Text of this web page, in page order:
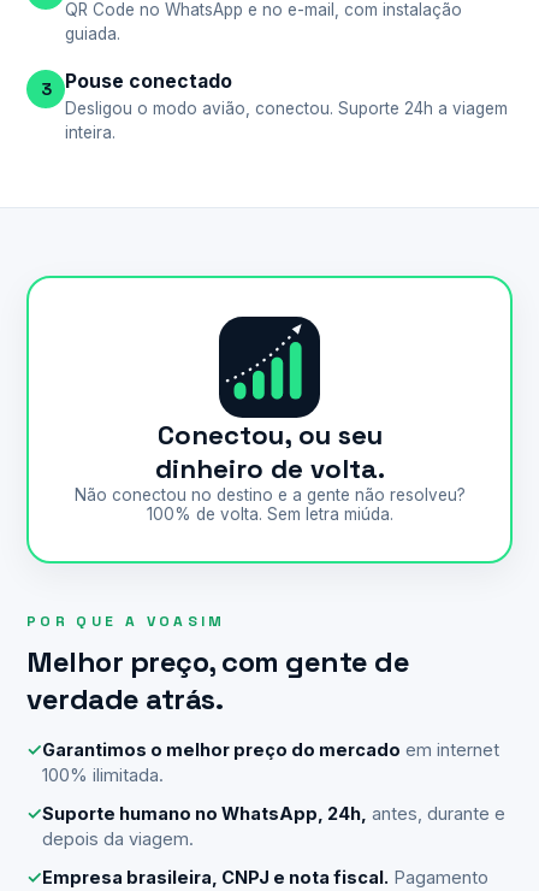
QR Code no WhatsApp e no e-mail, com instalação
guiada.
3 Pouse conectado
Desligou o modo avião, conectou. Suporte 24h a viagem
inteira.
Conectou, ou seu
dinheiro de volta.
Não conectou no destino e a gente não resolveu?
100% de volta. Sem letra miúda.
POR QUE A VOASIM
Melhor preço, com gente de
verdade atrás.
✓Garantimos o melhor preço do mercado em internet
100% ilimitada.
✓Suporte humano no WhatsApp, 24h, antes, durante e
depois da viagem.
✓Empresa brasileira, CNPJ e nota fiscal. Pagamento